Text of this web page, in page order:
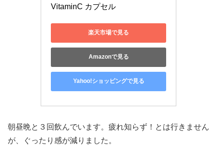
VitaminC カプセル
楽天市場で見る
Amazonで見る
Yahoo!ショッピングで見る
朝昼晩と３回飲んでいます。疲れ知らず！とは行きません
が、ぐったり感が減りました。